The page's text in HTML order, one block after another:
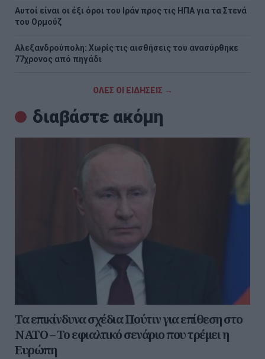
Αυτοί είναι οι έξι όροι του Ιράν προς τις ΗΠΑ για τα Στενά
του Ορμούζ
Αλεξανδρούπολη: Χωρίς τις αισθήσεις του ανασύρθηκε
77χρονος από πηγάδι
ΟΛΕΣ ΟΙ ΕΙΔΗΣΕΙΣ →
διαβάστε ακόμη
Τα επικίνδυνα σχέδια Πούτιν για επίθεση στο
ΝΑΤΟ – Το εφιαλτικό σενάριο που τρέμει η
Ευρώπη